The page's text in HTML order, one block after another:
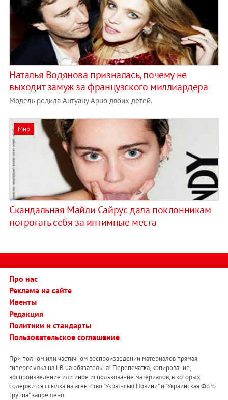
Наталья Водянова призналась, почему не
выходит замуж за французского миллиардера
Модель родила Антуану Арно двоих детей.
Мир
Скандальная Майли Сайрус дала поклонникам
потрогать себя за интимные места
Про нас
Реклама на сайте
Ивенты
Редакция
Политики и стандарты
Пользовательское соглашение
При полном или частичном воспроизведении материалов прямая
гиперссылка на LB.ua обязательна! Перепечатка, копирование,
воспроизведение или иное использование материалов, в которых
содержится ссылка на агентство "Українськi Новини" и "Украинская Фото
Группа" запрещено.